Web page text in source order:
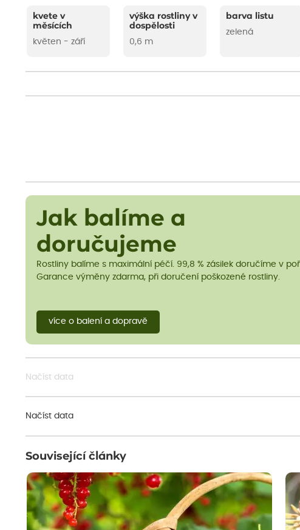
kvete v
měsících
květen - září
výška rostliny v
dospělosti
0,6 m
barva listu
zelená
Jak balíme a
doručujeme
Rostliny balíme s maximální péčí. 99,8 % zásilek doručíme v
Garance výměny zdarma, při doručení poškozené rostliny.
více o balení a dopravě
Načíst data
Načíst data
Související články